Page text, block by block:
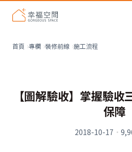
首頁 專欄 裝修前線 施工流程
【圖解驗收】掌握驗
保障
2018-10-17 ·